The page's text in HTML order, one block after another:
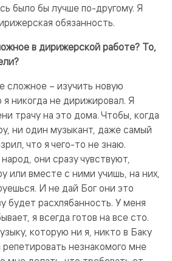
было бы лучше по-другому. Я
обязанность.
в дирижерской работе? То,
сложное – изучить новую
я никогда не дирижировал. Я
трачу на это дома. Чтобы, когда
ни один музыкант, даже самый
что я чего-то не знаю.
они сразу чувствуют,
или вместе с ними учишь, на них,
И не дай Бог они это
будет расхлябанность. У меня
я всегда готов на все сто.
которую ни я, никто в Баку
репетировать незнакомого мне